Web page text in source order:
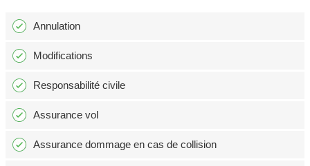
Annulation
Modifications
Responsabilité civile
Assurance vol
Assurance dommage en cas de collision